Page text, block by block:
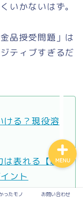
いかないはず。
品授受問題」は
ティブすぎるだ
ける？現役溶
は表れる【職
ント
ったモノ お問い合わせ
MENU
ったモノ
料サービ
ス